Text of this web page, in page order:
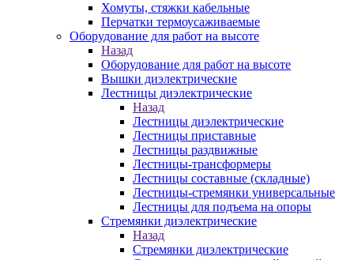
Хомуты, стяжки кабельные
Перчатки термоусаживаемые
Оборудование для работ на высоте
Назад
Оборудование для работ на высоте
Вышки диэлектрические
Лестницы диэлектрические
Назад
Лестницы диэлектрические
Лестницы приставные
Лестницы раздвижные
Лестницы-трансформеры
Лестницы составные (складные)
Лестницы-стремянки универсальные
Лестницы для подъема на опоры
Стремянки диэлектрические
Назад
Стремянки диэлектрические